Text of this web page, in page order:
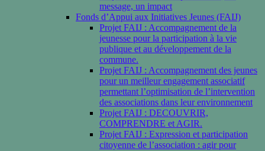
message, un impact
Fonds d’Appui aux Initiatives Jeunes (FAIJ)
Projet FAIJ : Accompagnement de la
jeunesse pour la participation à la vie
publique et au développement de la
commune.
Projet FAIJ : Accompagnement des jeunes
pour un meilleur engagement associatif
permettant l’optimisation de l’intervention
des associations dans leur environnement
Projet FAIJ : DECOUVRIR,
COMPRENDRE et AGIR.
Projet FAIJ : Expression et participation
citoyenne de l’association : agir pour